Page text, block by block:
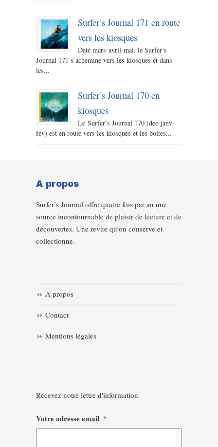
Surfer’s Journal 171 en route
vers les kiosques
Daté mars-avril-mai, le Surfer’s
Journal 171 s’achemine vers les kiosques et dans
les...
Surfer’s Journal 170 en
kiosques
Le Surfer’s Journal 170 (dec-janv-
fev) est en route vers les kiosques et les boites...
A propos
Surfer’s Journal offre quatre fois par an une
source incontournable de plaisir de lecture et de
découvertes. Une revue qu’on conserve et
collectionne.
A propos
Contact
Mentions légales
Recevez notre lettre d'information
Votre adresse email *